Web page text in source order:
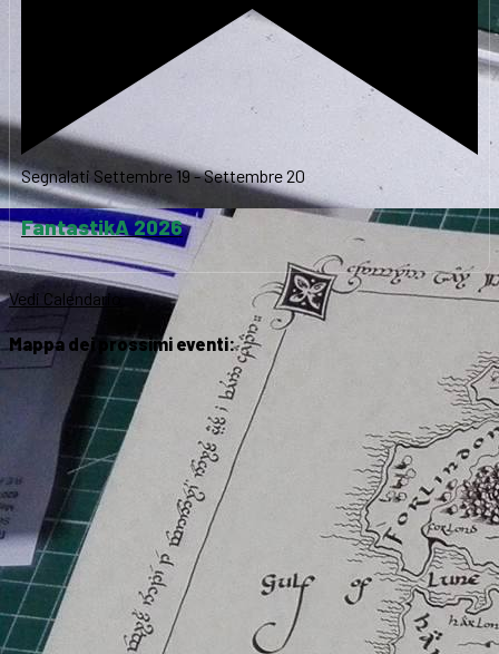
Segnalati Settembre 19-Settembre 20
FantastikA 2026
Vedi Calendario
Mappa dei prossimi eventi: